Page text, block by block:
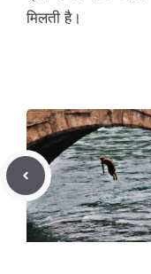
मिलती है।